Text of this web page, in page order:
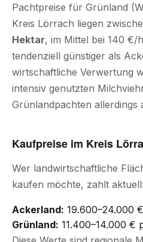
Pachtpreise für Grünland
Kreis Lörrach liegen
Hektar, im Mittel bei 140 €/
tendenziell günstiger als
wirtschaftliche Verwertung
intensiv genutzten
Grünlandpachten allerdings
Kaufpreise im Kreis
Wer landwirtschaftliche
kaufen möchte, zahlt aktuell:
Ackerland: 19.600–24.000
Grünland: 11.400–14.000 €